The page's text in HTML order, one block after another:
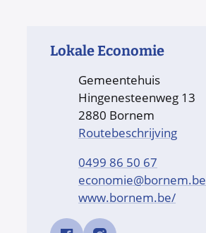
Contact
Lokale Economie
AdresGemeentehuis
Hingenesteenweg 13
,2880 Bornem
Routebeschrijving
0499 86 50 67
E-maileconomie@bornem.be
Websitewww.bornem.be/